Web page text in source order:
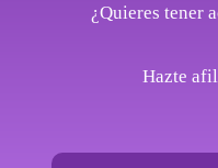
¿Quieres tener
Hazte